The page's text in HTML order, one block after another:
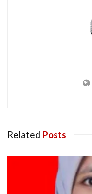
Related Posts